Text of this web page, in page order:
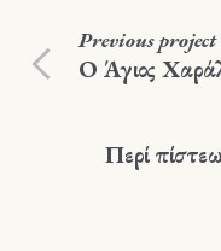
Previousproject
Ο Άγιος
Περί